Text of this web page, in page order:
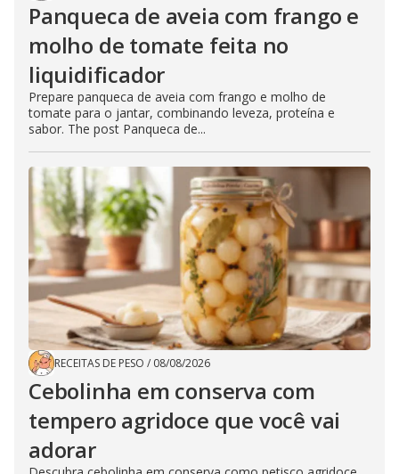
Panqueca de aveia com frango e
molho de tomate feita no
liquidificador
Prepare panqueca de aveia com frango e molho de
tomate para o jantar, combinando leveza, proteína e
sabor. The post Panqueca de...
RECEITAS DE PESO / 08/08/2026
Cebolinha em conserva com
tempero agridoce que você vai
adorar